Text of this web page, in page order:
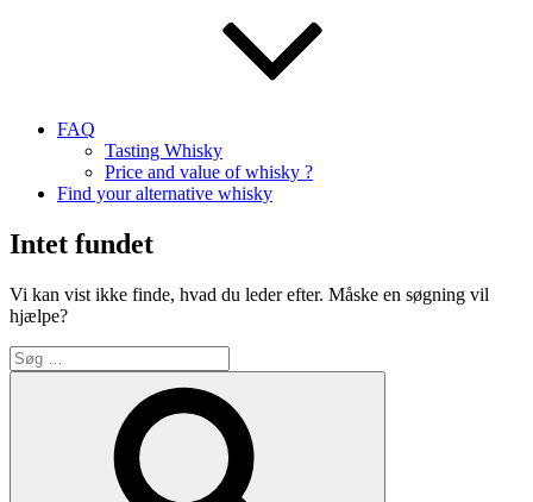
FAQ
Tasting Whisky
Price and value of whisky ?
Find your alternative whisky
Intet fundet
Vi kan vist ikke finde, hvad du leder efter. Måske en søgning vil
hjælpe?
Søg
efter: